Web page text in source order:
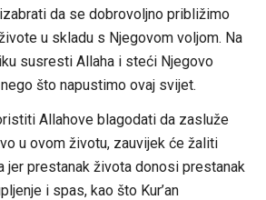
da se dobrovoljno približimo
u skladu s Njegovom voljom. Na
susresti Allaha i steći Njegovo
što napustimo ovaj svijet.
Allahove blagodati da zasluže
u ovom životu, zauvijek će žaliti
jer prestanak života donosi prestanak
i spas, kao što Kur’an